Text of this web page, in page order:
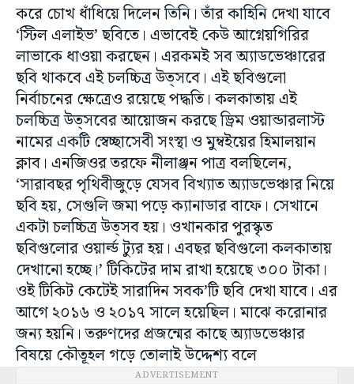
করে চোখ ধাঁধিয়ে দিলেন তিনি। তাঁর কাহিনি দেখা যাবে
‘স্টিল এলাইভ’ ছবিতে। এভাবেই কেউ আগ্নেয়গিরির
লাভাকে ধাওয়া করছেন। এরকমই সব অ্যাডভেঞ্চারের
ছবি থাকবে এই চলচ্চিত্র উত্সবে। এই ছবিগুলো
নির্বাচনের ক্ষেত্রেও রয়েছে পদ্ধতি। কলকাতায় এই
চলচ্চিত্র উত্সবের আয়োজন করছে ড্রিম ওয়ান্ডারলাস্ট
নামের একটি স্বেচ্ছাসেবী সংস্থা ও মুম্বইয়ের হিমালয়ান
ক্লাব। এনজিওর তরফে নীলাঞ্জন পাত্র বলছিলেন,
‘সারাবছর পৃথিবীজুড়ে যেসব বিখ্যাত অ্যাডভেঞ্চার নিয়ে
ছবি হয়, সেগুলি জমা পড়ে ক্যানাডার বাফে। সেখানে
একটা চলচ্চিত্র উত্সব হয়। ওখানকার পুরস্কৃত
ছবিগুলোর ওয়ার্ল্ড ট্যুর হয়। এবছর ছবিগুলো কলকাতায়
দেখানো হচ্ছে।’ টিকিটের দাম রাখা হয়েছে ৩০০ টাকা।
ওই টিকিট কেটেই সারাদিন সবক’টি ছবি দেখা যাবে। এর
আগে ২০১৬ ও ২০১৭ সালে হয়েছিল। মাঝে করোনার
জন্য হয়নি। তরুণদের প্রজন্মের কাছে অ্যাডভেঞ্চার
বিষয়ে কৌতূহল গড়ে তোলাই উদ্দেশ্য বলে
ADVERTISEMENT